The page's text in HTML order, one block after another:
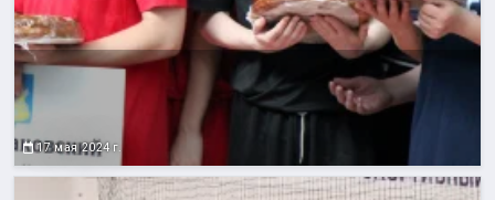
17 мая 2024 г.